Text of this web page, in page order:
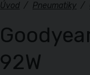
Úvod / Pneumatiky /
92W